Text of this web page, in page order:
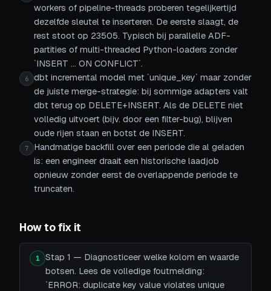
workers of pipeline-threads proberen tegelijkertijd
dezelfde sleutel te inserteren. De eerste slaagt, de
rest stoot op 23505. Typisch bij parallelle ADF-
partities of multi-threaded Python-loaders zonder
`INSERT ... ON CONFLICT`.
6
dbt incremental model met `unique_key` maar zonder
de juiste merge-strategie: bij sommige adapters valt
dbt terug op DELETE+INSERT. Als de DELETE niet
volledig uitvoert (bijv. door een filter-bug), blijven
oude rijen staan en botst de INSERT.
7
Handmatige backfill over een periode die al geladen
is: een engineer draait een historische laadjob
opnieuw zonder eerst de overlappende periode te
truncaten.
How to fix it
1
Stap 1 — Diagnosticeer welke kolom en waarde
botsen. Lees de volledige foutmelding:
`ERROR: duplicate key value violates unique